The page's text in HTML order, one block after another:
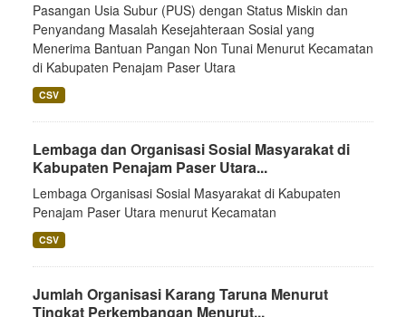
Pasangan Usia Subur (PUS) dengan Status Miskin dan
Penyandang Masalah Kesejahteraan Sosial yang
Menerima Bantuan Pangan Non Tunai Menurut Kecamatan
di Kabupaten Penajam Paser Utara
CSV
Lembaga dan Organisasi Sosial Masyarakat di
Kabupaten Penajam Paser Utara...
Lembaga Organisasi Sosial Masyarakat di Kabupaten
Penajam Paser Utara menurut Kecamatan
CSV
Jumlah Organisasi Karang Taruna Menurut
Tingkat Perkembangan Menurut...